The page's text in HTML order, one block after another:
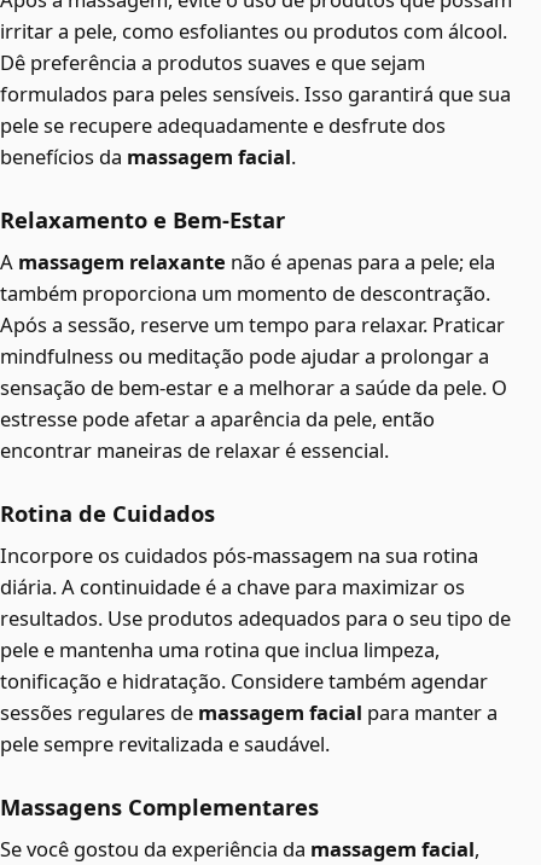
irritar a pele, como esfoliantes ou produtos com álcool.
Dê preferência a produtos suaves e que sejam
formulados para peles sensíveis. Isso garantirá que sua
pele se recupere adequadamente e desfrute dos
benefícios da massagem facial.
Relaxamento e Bem-Estar
A massagem relaxante não é apenas para a pele; ela
também proporciona um momento de descontração.
Após a sessão, reserve um tempo para relaxar. Praticar
mindfulness ou meditação pode ajudar a prolongar a
sensação de bem-estar e a melhorar a saúde da pele. O
estresse pode afetar a aparência da pele, então
encontrar maneiras de relaxar é essencial.
Rotina de Cuidados
Incorpore os cuidados pós-massagem na sua rotina
diária. A continuidade é a chave para maximizar os
resultados. Use produtos adequados para o seu tipo de
pele e mantenha uma rotina que inclua limpeza,
tonificação e hidratação. Considere também agendar
sessões regulares de massagem facial para manter a
pele sempre revitalizada e saudável.
Massagens Complementares
Se você gostou da experiência da massagem facial,